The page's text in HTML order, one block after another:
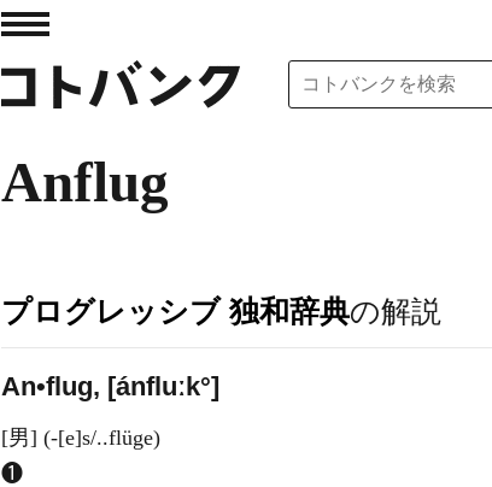
Anflug
プログレッシブ 独和辞典の解説
An•flug, [ánfluːk°]
[男] (-[e]s/..flüge)
❶